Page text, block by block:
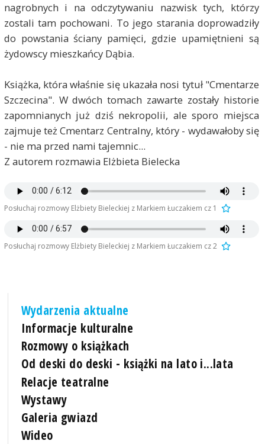
nagrobnych i na odczytywaniu nazwisk tych, którzy
zostali tam pochowani. To jego starania doprowadziły
do powstania ściany pamięci, gdzie upamiętnieni są
żydowscy mieszkańcy Dąbia.
Książka, która właśnie się ukazała nosi tytuł "Cmentarze
Szczecina". W dwóch tomach zawarte zostały historie
zapomnianych już dziś nekropolii, ale sporo miejsca
zajmuje też Cmentarz Centralny, który - wydawałoby się
- nie ma przed nami tajemnic...
Z autorem rozmawia Elżbieta Bielecka
Posłuchaj rozmowy Elżbiety Bieleckiej z Markiem Łuczakiem cz 1
Posłuchaj rozmowy Elżbiety Bieleckiej z Markiem Łuczakiem cz 2
Wydarzenia aktualne
Informacje kulturalne
Rozmowy o książkach
Od deski do deski - książki na lato i...lata
Relacje teatralne
Wystawy
Galeria gwiazd
Wideo